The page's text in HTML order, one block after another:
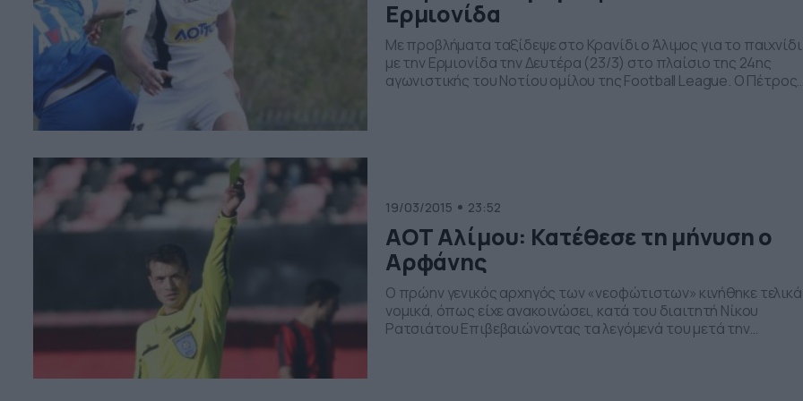
Ερμιονίδα
Με προβλήματα ταξίδεψε στο Κρανίδι ο Άλιμος για το παιχνίδι
με την Ερμιονίδα την Δευτέρα (23/3) στο πλαίσιο της 24ης
αγωνιστικής του Νοτίου ομίλου της Football League. Ο Πέτρος
19/03/2015 23:52
ΑΟΤ Αλίμου: Κατέθεσε τη μήνυση ο
Αρφάνης
Ο πρώην γενικός αρχηγός των «νεοφώτιστων» κινήθηκε τελικά
νομικά, όπως είχε ανακοινώσει, κατά του διαιτητή Νίκου
Ρατσιάτου Επιβεβαιώνοντας τα λεγόμενά του μετά την